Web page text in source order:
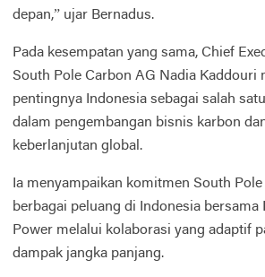
depan,” ujar Bernadus.
Pada kesempatan yang sama, Chief
South Pole Carbon AG Nadia Kaddouri
pentingnya Indonesia sebagai salah
dalam pengembangan bisnis karbon
keberlanjutan global.
Ia menyampaikan komitmen South
berbagai peluang di Indonesia bersama
Power melalui kolaborasi yang adaptif
dampak jangka panjang.